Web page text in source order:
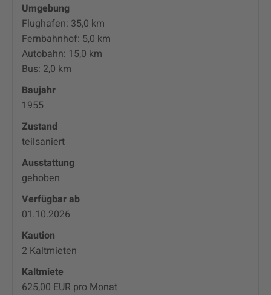
Umgebung
Flughafen: 35,0 km
Fernbahnhof: 5,0 km
Autobahn: 15,0 km
Bus: 2,0 km
Baujahr
1955
Zustand
teilsaniert
Ausstattung
gehoben
Verfügbar ab
01.10.2026
Kaution
2 Kaltmieten
Kaltmiete
625,00 EUR pro Monat